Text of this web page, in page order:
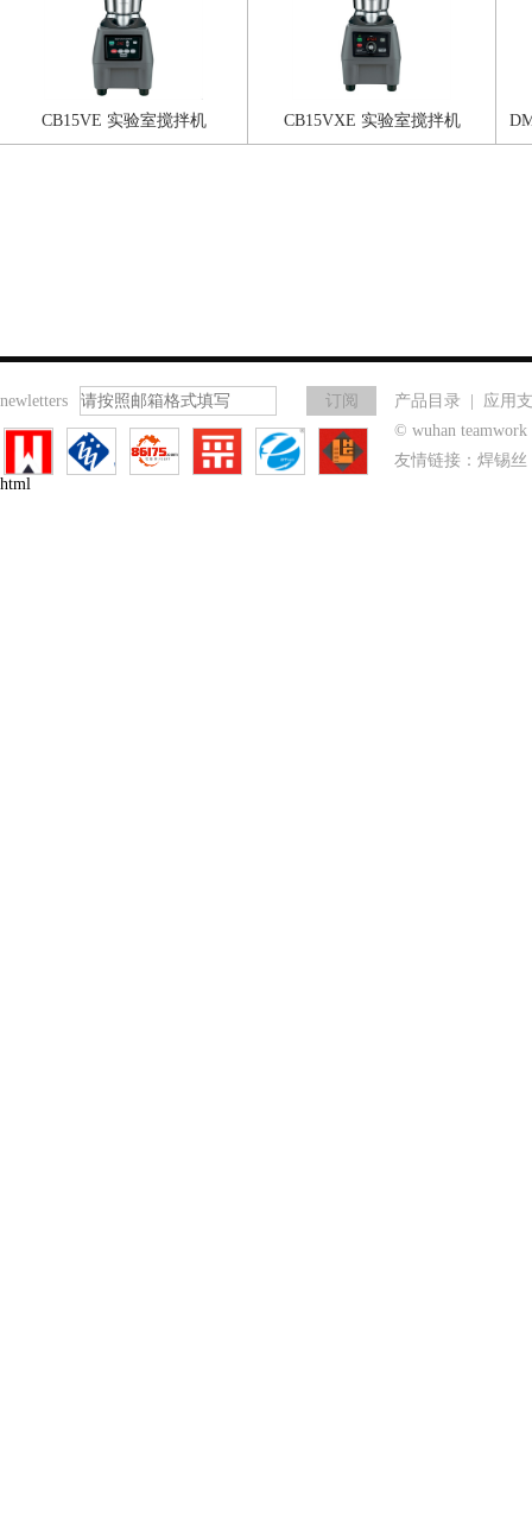
CB15VE 实验室搅拌机 CB15VXE 实验室搅拌机
newletters 产品目录
应用
© wuhan
友情链接： 焊锡丝
html